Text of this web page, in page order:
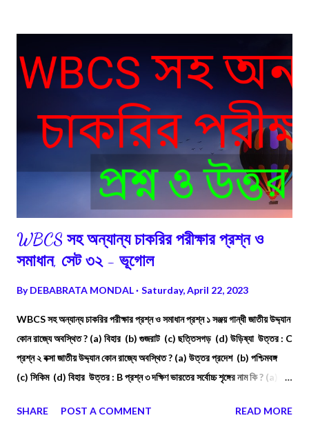
WBCS সহ অন্যান্য চাকরির পরীক্ষার প্রশ্ন ও
সমাধান, সেট ৩২ - ভূগোল
ByDEBABRATA MONDAL Saturday, April 22, 2023
WBCS সহ অন্যান্য চাকরির পরীক্ষার প্রশ্ন ও সমাধান প্রশ্ন ১ সঞ্জয় গান্ধী জাতীয় উদ্দ্যান
কোন রাজ্যে অবস্থিত ? (a) বিহার (b) গুজরাট (c) ছত্তিসগড় (d) উড়িষ্যা উত্তর : C
প্রশ্ন ২ বক্সা জাতীয় উদ্দ্যান কোন রাজ্যে অবস্থিত ? (a) উত্তর প্রদেশ (b) পশ্চিমবঙ্গ
(c) সিকিম (d) বিহার উত্তর : B প্রশ্ন ৩ দক্ষিণ ভারতের সর্বোচ্চ শৃঙ্গের নাম কি ? (a)
SHARE
POST A COMMENT READ MORE